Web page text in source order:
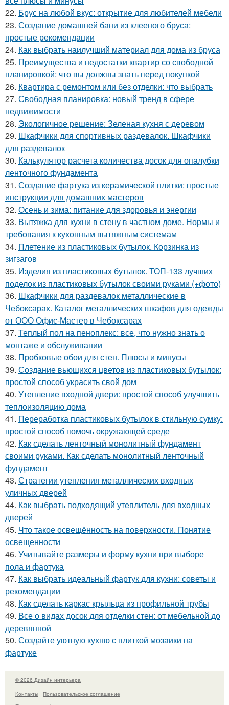
22. Брус на любой вкус: открытие для любителей мебели
23. Создание домашней бани из клееного бруса:
простые рекомендации
24. Как выбрать наилучший материал для дома из бруса
25. Преимущества и недостатки квартир со свободной
планировкой: что вы должны знать перед покупкой
26. Квартира с ремонтом или без отделки: что выбрать
27. Свободная планировка: новый тренд в сфере
недвижимости
28. Экологичное решение: Зеленая кухня с деревом
29. Шкафчики для спортивных раздевалок. Шкафчики
для раздевалок
30. Калькулятор расчета количества досок для опалубки
ленточного фундамента
31. Создание фартука из керамической плитки: простые
инструкции для домашних мастеров
32. Осень и зима: питание для здоровья и энергии
33. Вытяжка для кухни в стену в частном доме. Нормы и
требования к кухонным вытяжным системам
34. Плетение из пластиковых бутылок. Корзинка из
зигзагов
35. Изделия из пластиковых бутылок. ТОП-133 лучших
поделок из пластиковых бутылок своими руками (+фото)
36. Шкафчики для раздевалок металлические в
Чебоксарах. Каталог металлических шкафов для одежды
от ООО Офис-Мастер в Чебоксарах
37. Теплый пол на пеноплекс: все, что нужно знать о
монтаже и обслуживании
38. Пробковые обои для стен. Плюсы и минусы
39. Создание вьющихся цветов из пластиковых бутылок:
простой способ украсить свой дом
40. Утепление входной двери: простой способ улучшить
теплоизоляцию дома
41. Переработка пластиковых бутылок в стильную сумку:
простой способ помочь окружающей среде
42. Как сделать ленточный монолитный фундамент
своими руками. Как сделать монолитный ленточный
фундамент
43. Стратегии утепления металлических входных
уличных дверей
44. Как выбрать подходящий утеплитель для входных
дверей
45. Что такое освещённость на поверхности. Понятие
освещенности
46. Учитывайте размеры и форму кухни при выборе
пола и фартука
47. Как выбрать идеальный фартук для кухни: советы и
рекомендации
48. Как сделать каркас крыльца из профильной трубы
49. Все о видах досок для отделки стен: от мебельной до
деревянной
50. Создайте уютную кухню с плиткой мозаики на
фартуке
© 2026 Дизайн интерьера
Контакты
Пользовательское соглашение